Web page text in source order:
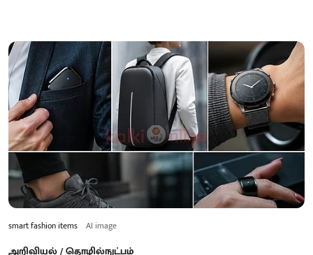
smart fashion items AI image
அறிவியல் / தொழில்நுட்பம்